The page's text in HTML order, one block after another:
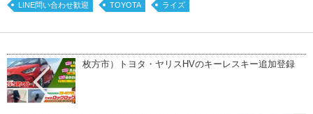
LINE問い合わせ歓迎 TOYOTA ライズ
枚方市）トヨタ・ヤリスHVのキーレスキー追加登録